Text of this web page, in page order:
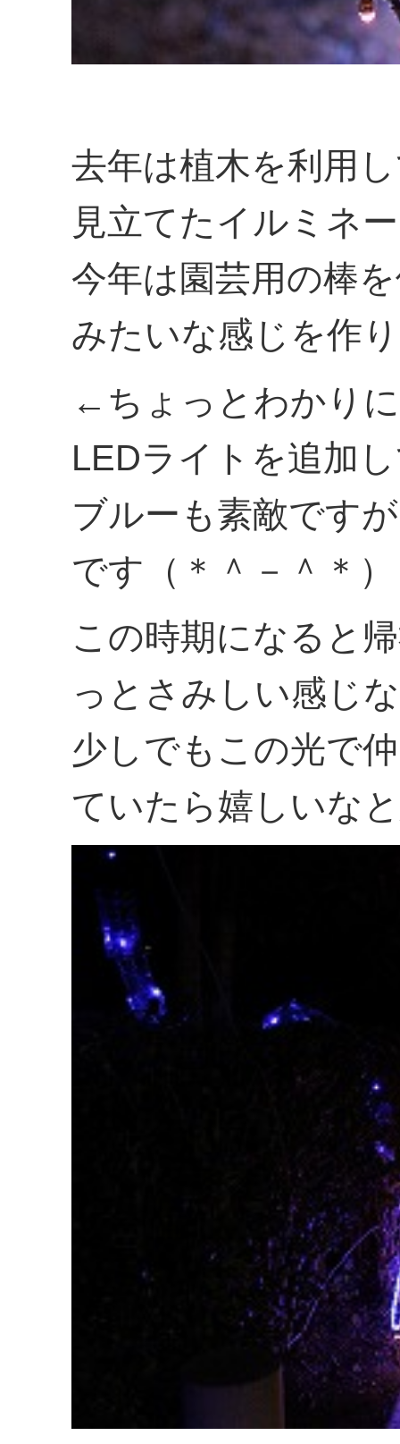
去年は植木を利用
見立てたイルミネ
今年は園芸用の棒
みたいな感じを作
←ちょっとわかり
LEDライトを追加
ブルーも素敵です
です（＊＾－＾＊）
この時期になると
っとさみしい感じ
少しでもこの光で
ていたら嬉しいな